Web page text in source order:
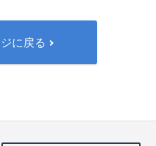
に戻る